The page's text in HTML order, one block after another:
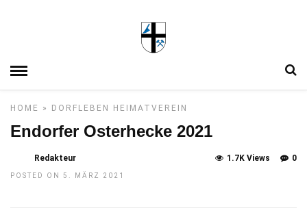
HOME » DORFLEBEN HEIMATVEREIN
Endorfer Osterhecke 2021
Redakteur
POSTED ON 5. MÄRZ 2021
0
1.7K Views